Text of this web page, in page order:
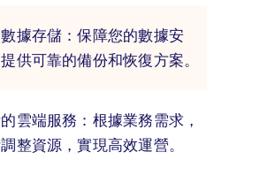
據存儲：保障您的數據安
供可靠的備份和恢復方案。
雲端服務：根據業務需求，
整資源，實現高效運營。